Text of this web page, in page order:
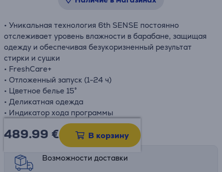
• Уникальная технология 6th SENSE постоянно
отслеживает уровень влажности в барабане, защищая
одежду и обеспечивая безукоризненный результат
стирки и сушки
• FreshCare+
• Отложенный запуск (1-24 ч)
• Цветное белье 15°
• Деликатная одежда
• Индикатор хода программы
489.99 € В корзину
Информационный лист
Возможности доставки